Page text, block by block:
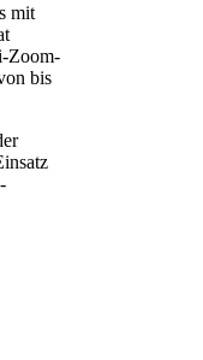
mit
Zoom-
bis